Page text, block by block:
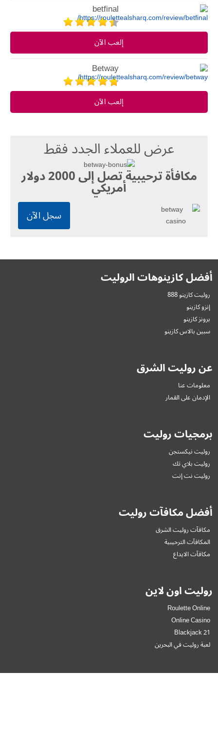
betfinal
إلعب الآن
Betway
إلعب الآن
عرض للعملاء الجدد فقط
مكافأة ترحيبية تصل إلى 2000 دولار أمريكي
سجل الآن
أفضل كازينوهات الروليت
روليت كازينو 888
إنزو كازينو
برونز كازينو
سبين بالاس كازينو
عن روليت الشرق
معلومات عنا
الإدمان على القمار
برمجيات روليت
روليت نيكستجن
روليت بلاي تك
روليت نت إنت
أفضل مكافآت روليت
مكافآت روليت الشرق
المكافآت الترحيبية
مكافآت الايداع
روليت اون لاين
Roulette Online
Online Casino
Blackjack 21
لعبة روليت في البحرين